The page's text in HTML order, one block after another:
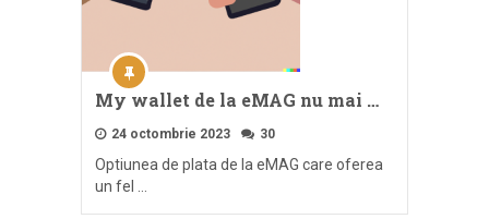
My wallet de la eMAG nu mai …
24 octombrie 2023 30
Optiunea de plata de la eMAG care oferea
un fel …